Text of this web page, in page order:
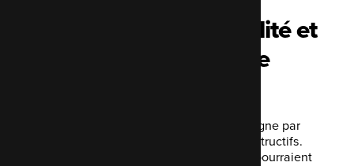
Vérification de la qualité et
de la sécurité de votre
Nos développeurs vérifient votre code ligne par
ligne et vous donnent des conseils constructifs.
Évitez les bogues et les problèmes qui pourraient